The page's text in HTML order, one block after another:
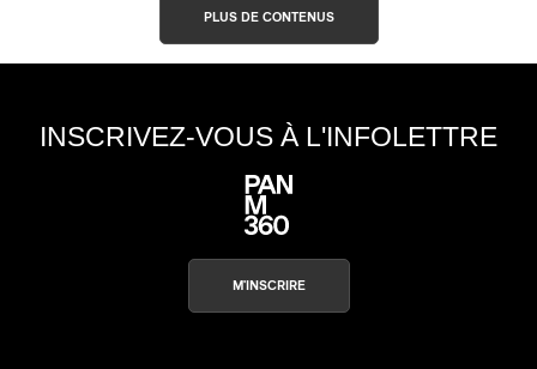
PLUS DE CONTENUS
INSCRIVEZ-VOUS À L'INFOLETTRE
M'INSCRIRE